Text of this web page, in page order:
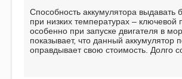
Способность аккумулятора выдавать
при низких температурах – ключевой
особенно при запуске двигателя в
показывает, что данный аккумулятор
оправдывает свою стоимость. Долго
пожалел. Считаю, что это отличное